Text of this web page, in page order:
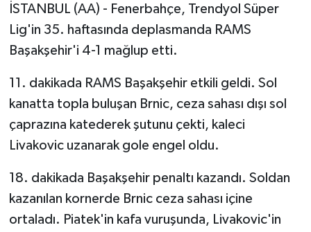
İSTANBUL (AA) - Fenerbahçe, Trendyol Süper
Lig'in 35. haftasında deplasmanda RAMS
Başakşehir'i 4-1 mağlup etti.
11. dakikada RAMS Başakşehir etkili geldi. Sol
kanatta topla buluşan Brnic, ceza sahası dışı sol
çaprazına katederek şutunu çekti, kaleci
Livakovic uzanarak gole engel oldu.
18. dakikada Başakşehir penaltı kazandı. Soldan
kazanılan kornerde Brnic ceza sahası içine
ortaladı. Piatek'in kafa vuruşunda, Livakovic'in